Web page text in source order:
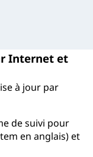
Internet et
à jour par
de suivi pour
en anglais) et